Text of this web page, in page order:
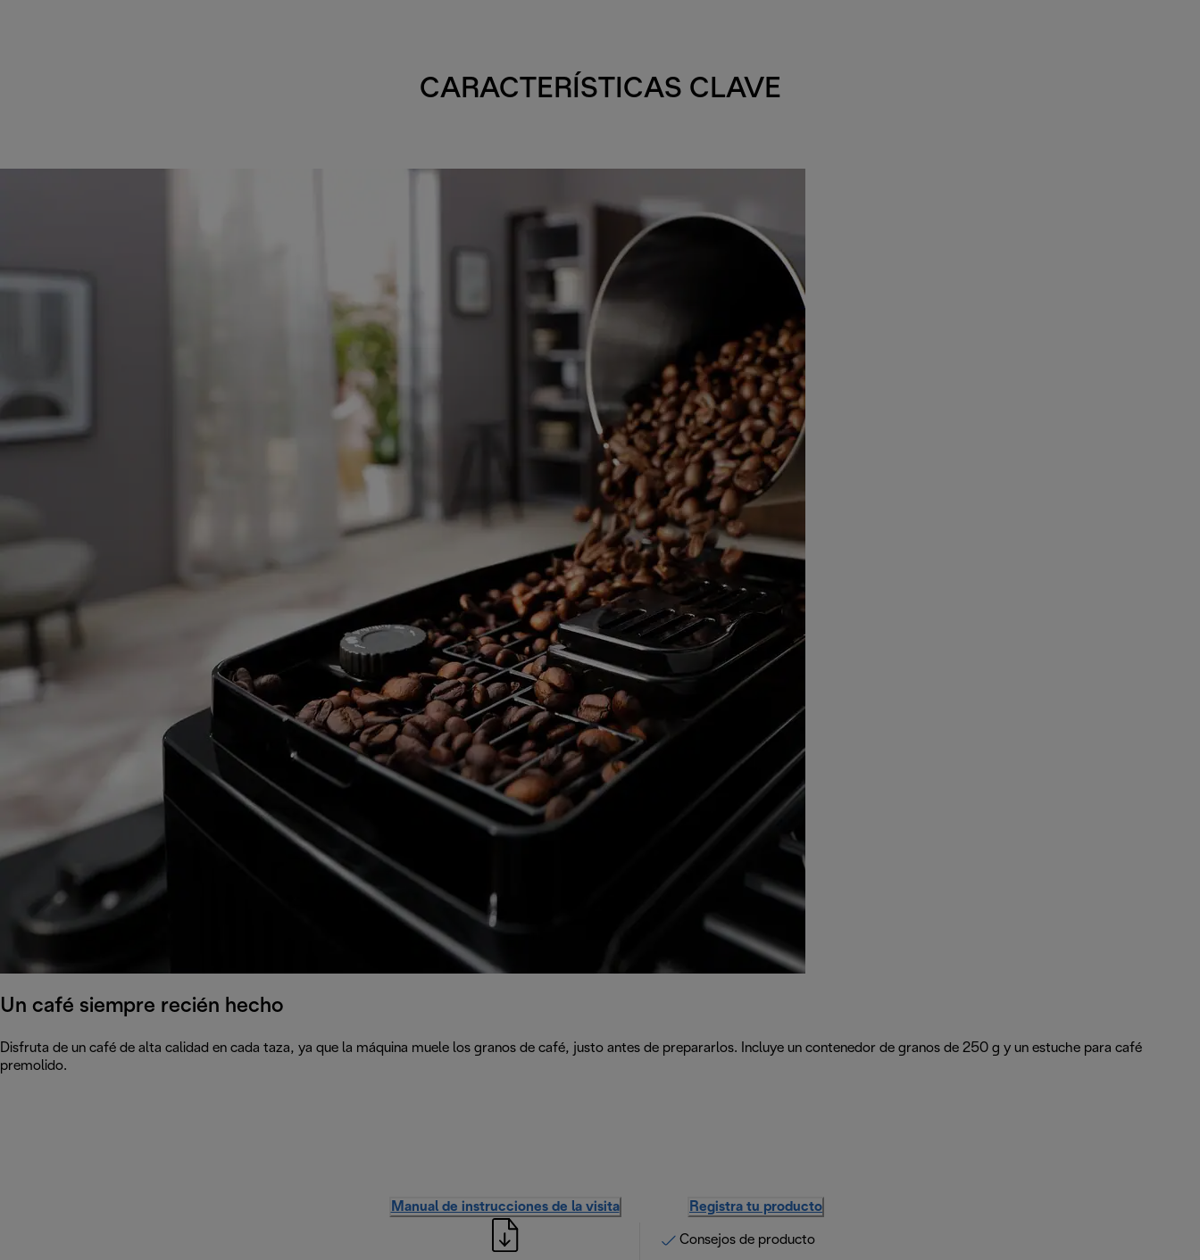
CARACTERÍSTICAS CLAVE
Un café siempre recién hecho
Disfruta de un café de alta calidad en cada taza, ya que la máquina muele los granos de café, justo antes de prepararlos. Incluye un contenedor de granos de 250 g y un estuche para café
premolido.
Manual de instrucciones de la visita Registra tu producto
Consejos de producto